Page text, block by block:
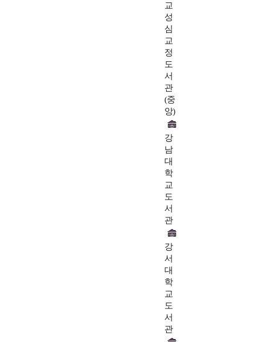
교
성
심
교
정
도
서
관
(중
앙)
강
남
대
학
교
도
서
관
강
서
대
학
교
도
서
관